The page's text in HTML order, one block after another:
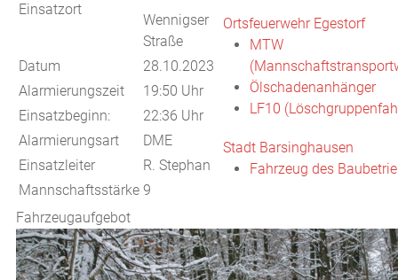
Einsatzort
Wennigser
Straße
Datum
28.10.2023
Alarmierungszeit
19:50 Uhr
Einsatzbeginn:
22:36 Uhr
Alarmierungsart
DME
Einsatzleiter
R. Stephan
Mannschaftsstärke 9
Ortsfeuerwehr Egestorf
MTW
Ölschadenanhänger
LF10
Stadt Barsinghausen
Fahrzeug des
Fahrzeugaufgebot